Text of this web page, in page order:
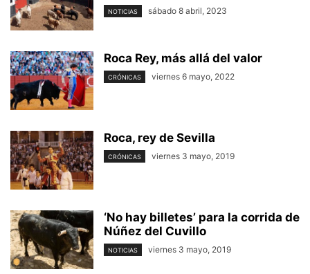
NOTICIAS sábado 8 abril, 2023
Roca Rey, más allá del valor
CRÓNICAS viernes 6 mayo, 2022
Roca, rey de Sevilla
CRÓNICAS viernes 3 mayo, 2019
‘No hay billetes’ para la corrida de
Núñez del Cuvillo
NOTICIAS viernes 3 mayo, 2019